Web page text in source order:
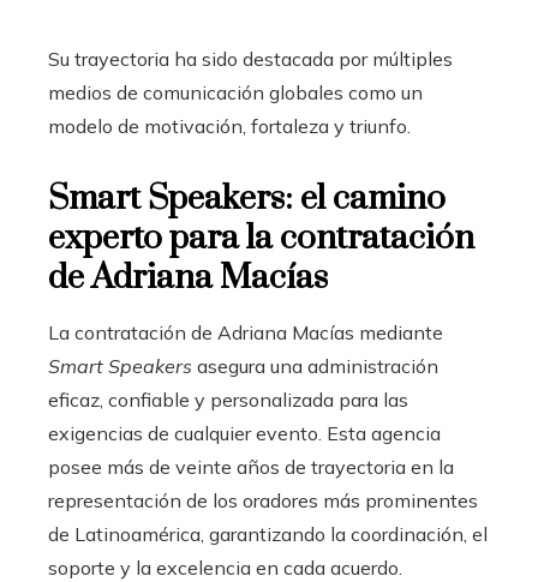
Su trayectoria ha sido destacada por múltiples
medios de comunicación globales como un
modelo de motivación, fortaleza y triunfo.
Smart Speakers: el camino
experto para la contratación
de Adriana Macías
La contratación de Adriana Macías mediante
Smart Speakers asegura una administración
eficaz, confiable y personalizada para las
exigencias de cualquier evento. Esta agencia
posee más de veinte años de trayectoria en la
representación de los oradores más prominentes
de Latinoamérica, garantizando la coordinación, el
soporte y la excelencia en cada acuerdo.